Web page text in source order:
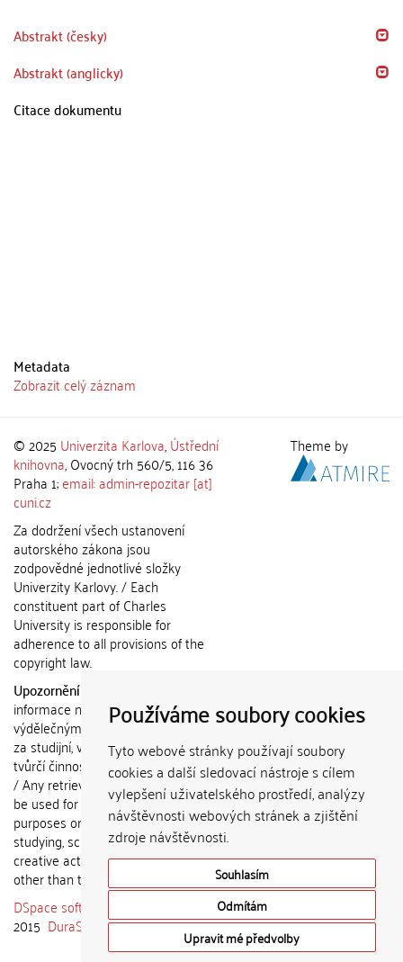
Používáme soubory cookies
Tyto webové stránky používají soubory
cookies a další sledovací nástroje s cílem
vylepšení uživatelského prostředí, analýzy
návštěvnosti webových stránek a zjištění
zdroje návštěvnosti.
Souhlasím
Odmítám
Upravit mé předvolby
Abstrakt (česky)
Abstrakt (anglicky)
Citace dokumentu
Metadata
Zobrazit celý záznam
© 2025 Univerzita Karlova,Ústřední
knihovna, Ovocný trh 560/5, 116 36
Praha 1;email: admin-repozitar [at]
cuni.cz
Za dodržení všech ustanovení
autorského zákona jsou
zodpovědné jednotlivé složky
Univerzity Karlovy. / Each
constituent part of Charles
University is responsible for
adherence to all provisions of the
copyright law.
Upozornění / Notice:
informace nemohou být použity k
výdělečným účelům nebo vydávány
za studijní, vědeckou nebo jinou
tvůrčí činnost jiné osoby než autora.
/ Any retrieved information shall not
be used for any commercial
purposes or claimed as results of
studying, scientific or any other
creative activities of any person
other than the author.
DSpace software
copyright © 2002-
2015 DuraSpace
Theme by